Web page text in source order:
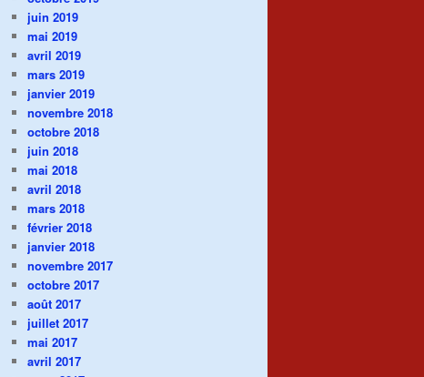
juin 2019
mai 2019
avril 2019
mars 2019
janvier 2019
novembre 2018
octobre 2018
juin 2018
mai 2018
avril 2018
mars 2018
février 2018
janvier 2018
novembre 2017
octobre 2017
août 2017
juillet 2017
mai 2017
avril 2017